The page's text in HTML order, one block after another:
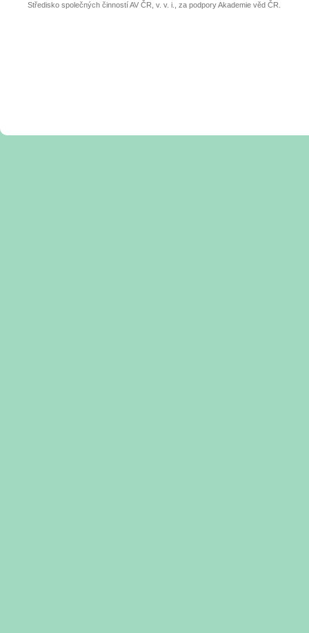
Středisko společných činností AV ČR, v. v. i., za podpory Akademie věd ČR.